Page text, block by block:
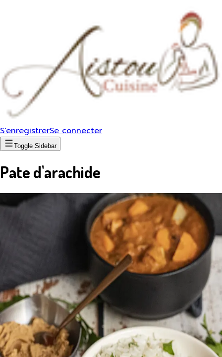
S'enregistrerSe connecter
Toggle Sidebar
Pate d'arachide